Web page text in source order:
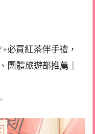
必買紅茶伴手禮，
團體旅遊都推薦｜